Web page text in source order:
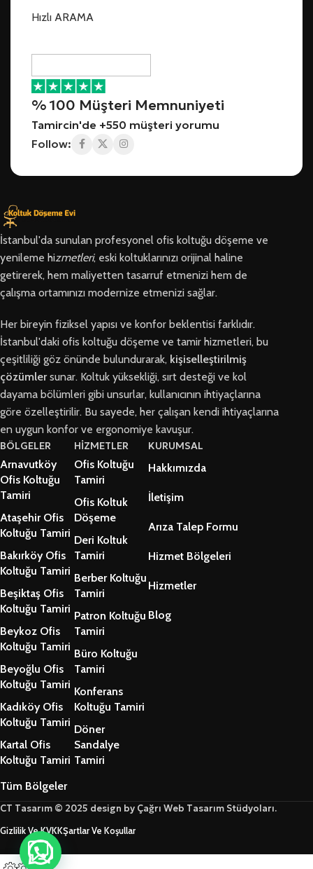
Hızlı ARAMA
% 100 Müşteri Memnuniyeti
Tamircin'de +550 müşteri yorumu
Follow:
İstanbul'da sunulan profesyonel ofis koltuğu döşeme ve
yenileme hizmetleri, eski koltuklarınızı orijinal haline
getirerek, hem maliyetten tasarruf etmenizi hem de
çalışma ortamınızı modernize etmenizi sağlar.
Her bireyin fiziksel yapısı ve konfor beklentisi farklıdır.
İstanbul'daki ofis koltuğu döşeme ve tamir hizmetleri, bu
çeşitliliği göz önünde bulundurarak, kişiselleştirilmiş
çözümlersunar. Koltuk yüksekliği, sırt desteği ve kol
dayama bölümleri gibi unsurlar, kullanıcının ihtiyaçlarına
göre özelleştirilir. Bu sayede, her çalışan kendi ihtiyaçlarına
en uygun konfor ve ergonomiye kavuşur.
BÖLGELER
Arnavutköy
Ofis Koltuğu
Tamiri
Ataşehir Ofis
Koltuğu Tamiri
Bakırköy Ofis
Koltuğu Tamiri
Beşiktaş Ofis
Koltuğu Tamiri
Beykoz Ofis
Koltuğu Tamiri
Beyoğlu Ofis
Koltuğu Tamiri
Kadıköy Ofis
Koltuğu Tamiri
Kartal Ofis
Koltuğu Tamiri
Tüm Bölgeler
HİZMETLER
Ofis Koltuğu
Tamiri
Ofis Koltuk
Döşeme
Deri Koltuk
Tamiri
Berber Koltuğu
Tamiri
Patron Koltuğu
Tamiri
Büro Koltuğu
Tamiri
Konferans
Koltuğu Tamiri
Döner
Sandalye
Tamiri
KURUMSAL
Hakkımızda
İletişim
Arıza Talep Formu
Hizmet Bölgeleri
Hizmetler
Blog
CT Tasarım © 2025 design by Çağrı Web Tasarım Stüdyoları.
Gizlilik Ve KVKKŞartlar Ve Koşullar